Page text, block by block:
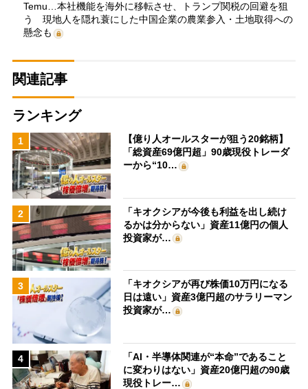
Temu…本社機能を海外に移転させ、トランプ関税の回避を狙
う 現地人を隠れ蓑にした中国企業の農業参入・土地取得への
懸念も
関連記事
ランキング
1
【億り人オールスターが狙う20銘柄】
「総資産69億円超」90歳現役トレーダ
ーから“10…
2
「キオクシアが今後も利益を出し続け
るかは分からない」資産11億円の個人
投資家が…
3
「キオクシアが再び株価10万円になる
日は遠い」資産3億円超のサラリーマン
投資家が…
4
「AI・半導体関連が“本命”であること
に変わりはない」資産20億円超の90歳
現役トレー…